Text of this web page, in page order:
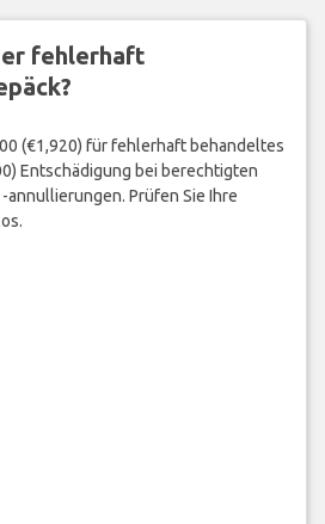
fehlerhaft
(€1,920) für fehlerhaft behandeltes
Entschädigung bei berechtigten
Prüfen Sie Ihre